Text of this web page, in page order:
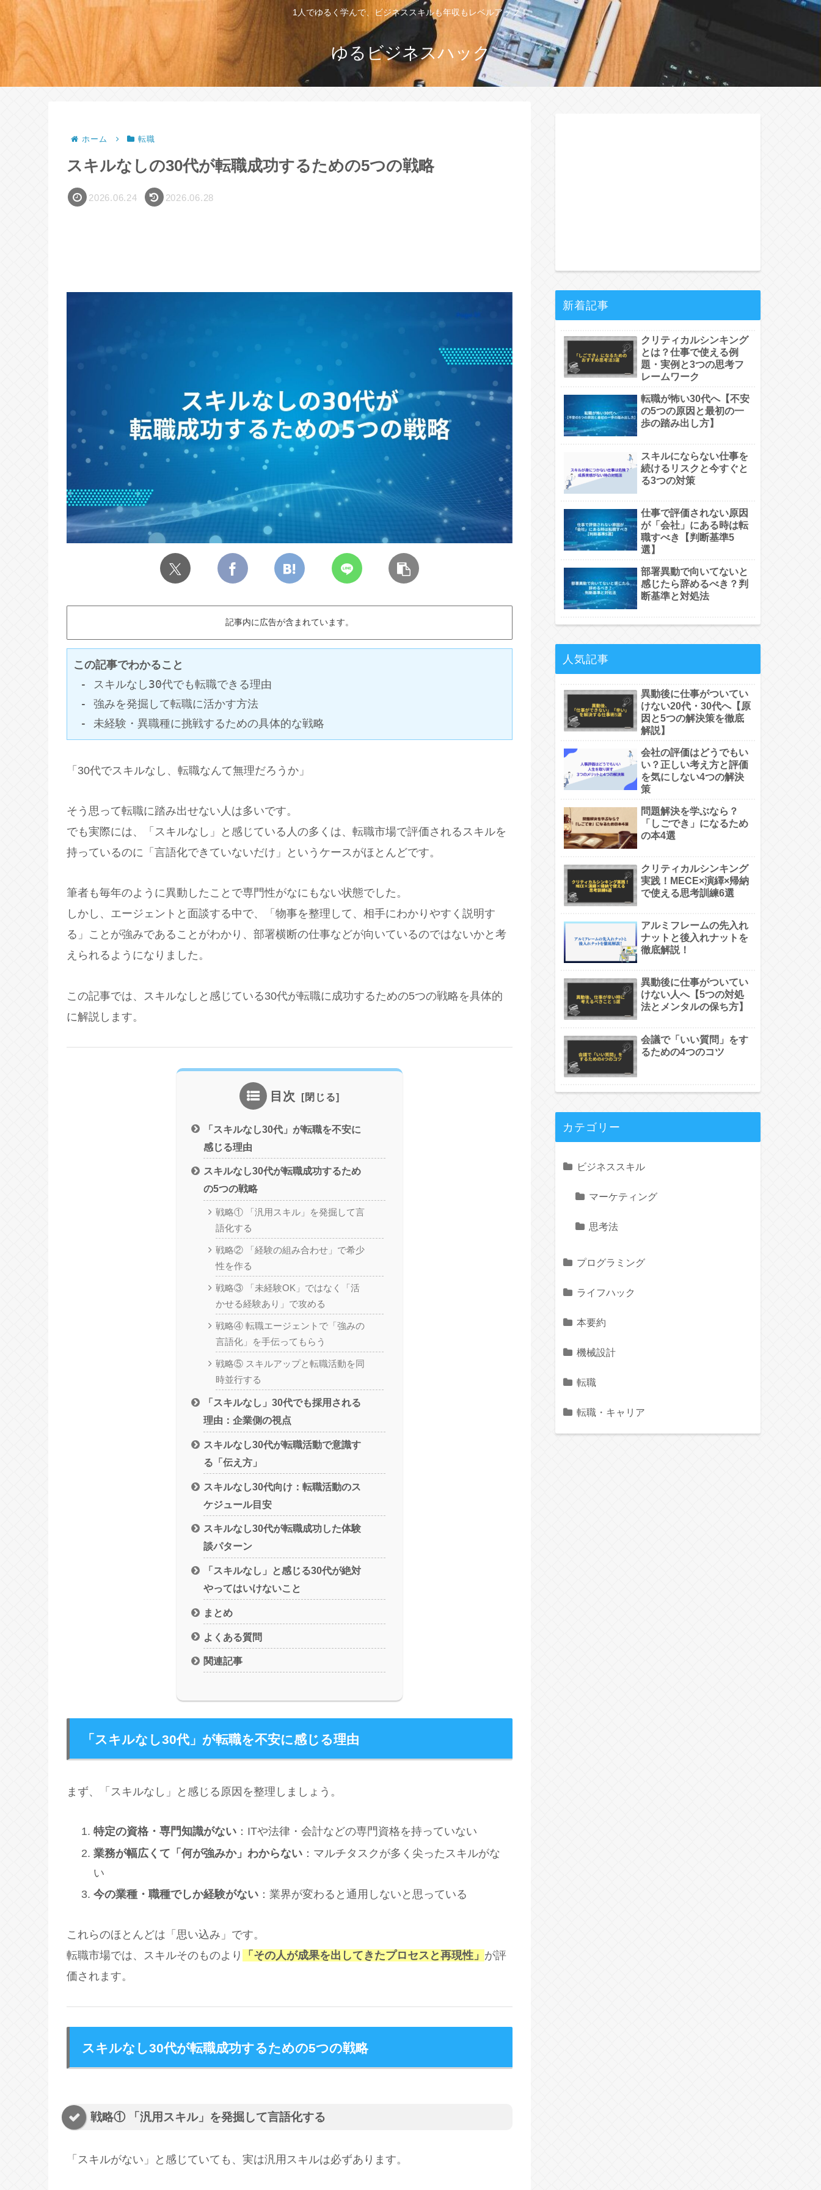
1人でゆるく学んで、ビジネススキルも年収もレベルアップ！
ゆるビジネスハック
ホーム 転職
スキルなしの30代が転職成功するための5つの戦略
2026.06.24 2026.06.28
記事内に広告が含まれています。
この記事でわかること
- スキルなし30代でも転職できる理由
- 強みを発掘して転職に活かす方法
- 未経験・異職種に挑戦するための具体的な戦略
「30代でスキルなし、転職なんて無理だろうか」
そう思って転職に踏み出せない人は多いです。
でも実際には、「スキルなし」と感じている人の多くは、転職市場で評価されるスキルを
持っているのに「言語化できていないだけ」というケースがほとんどです。
筆者も毎年のように異動したことで専門性がなにもない状態でした。
しかし、エージェントと面談する中で、「物事を整理して、相手にわかりやすく説明す
る」ことが強みであることがわかり、部署横断の仕事などが向いているのではないかと考
えられるようになりました。
この記事では、スキルなしと感じている30代が転職に成功するための5つの戦略を具体的
に解説します。
目次
「スキルなし30代」が転職を不安に
感じる理由
スキルなし30代が転職成功するため
の5つの戦略
戦略① 「汎用スキル」を発掘して言
語化する
戦略② 「経験の組み合わせ」で希少
性を作る
戦略③ 「未経験OK」ではなく「活
かせる経験あり」で攻める
戦略④ 転職エージェントで「強みの
言語化」を手伝ってもらう
戦略⑤ スキルアップと転職活動を同
時並行する
「スキルなし」30代でも採用される
理由：企業側の視点
スキルなし30代が転職活動で意識す
る「伝え方」
スキルなし30代向け：転職活動のス
ケジュール目安
スキルなし30代が転職成功した体験
談パターン
「スキルなし」と感じる30代が絶対
やってはいけないこと
まとめ
よくある質問
関連記事
「スキルなし30代」が転職を不安に感じる理由
まず、「スキルなし」と感じる原因を整理しましょう。
特定の資格・専門知識がない：ITや法律・会計などの専門資格を持っていない
業務が幅広くて「何が強みか」わからない：マルチタスクが多く尖ったスキルがな
い
今の業種・職種でしか経験がない：業界が変わると通用しないと思っている
これらのほとんどは「思い込み」です。
転職市場では、スキルそのものより
「その人が成果を出してきたプロセスと再現性」 が評
価されます。
スキルなし30代が転職成功するための5つの戦略
戦略① 「汎用スキル」を発掘して言語化する
「スキルがない」と感じていても、実は汎用スキルは必ずあります。
新着記事
クリティカルシンキング
とは？仕事で使える例
題・実例と3つの思考フ
レームワーク
転職が怖い30代へ【不安
の5つの原因と最初の一
歩の踏み出し方】
スキルにならない仕事を
続けるリスクと今すぐと
る3つの対策
仕事で評価されない原因
が「会社」にある時は転
職すべき【判断基準5
選】
部署異動で向いてないと
感じたら辞めるべき？判
断基準と対処法
人気記事
異動後に仕事がついてい
けない20代・30代へ【原
因と5つの解決策を徹底
解説】
会社の評価はどうでもい
い？正しい考え方と評価
を気にしない4つの解決
策
問題解決を学ぶなら？
「しごでき」になるため
の本4選
クリティカルシンキング
実践！MECE×演繹×帰納
で使える思考訓練6選
アルミフレームの先入れ
ナットと後入れナットを
徹底解説！
異動後に仕事がついてい
けない人へ【5つの対処
法とメンタルの保ち方】
会議で「いい質問」をす
るための4つのコツ
カテゴリー
ビジネススキル
マーケティング
思考法
プログラミング
ライフハック
本要約
機械設計
転職
転職・キャリア